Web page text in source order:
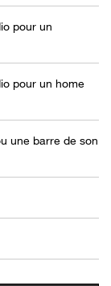
pour un
pour un home
une barre de son